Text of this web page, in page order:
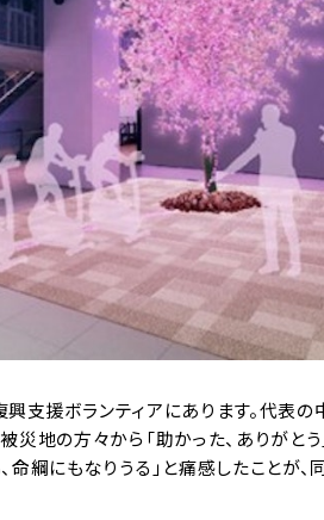
支援ボランティアにあります。代表
災地の方々から「助かった、ありがと
命綱にもなりうる」と痛感したことが